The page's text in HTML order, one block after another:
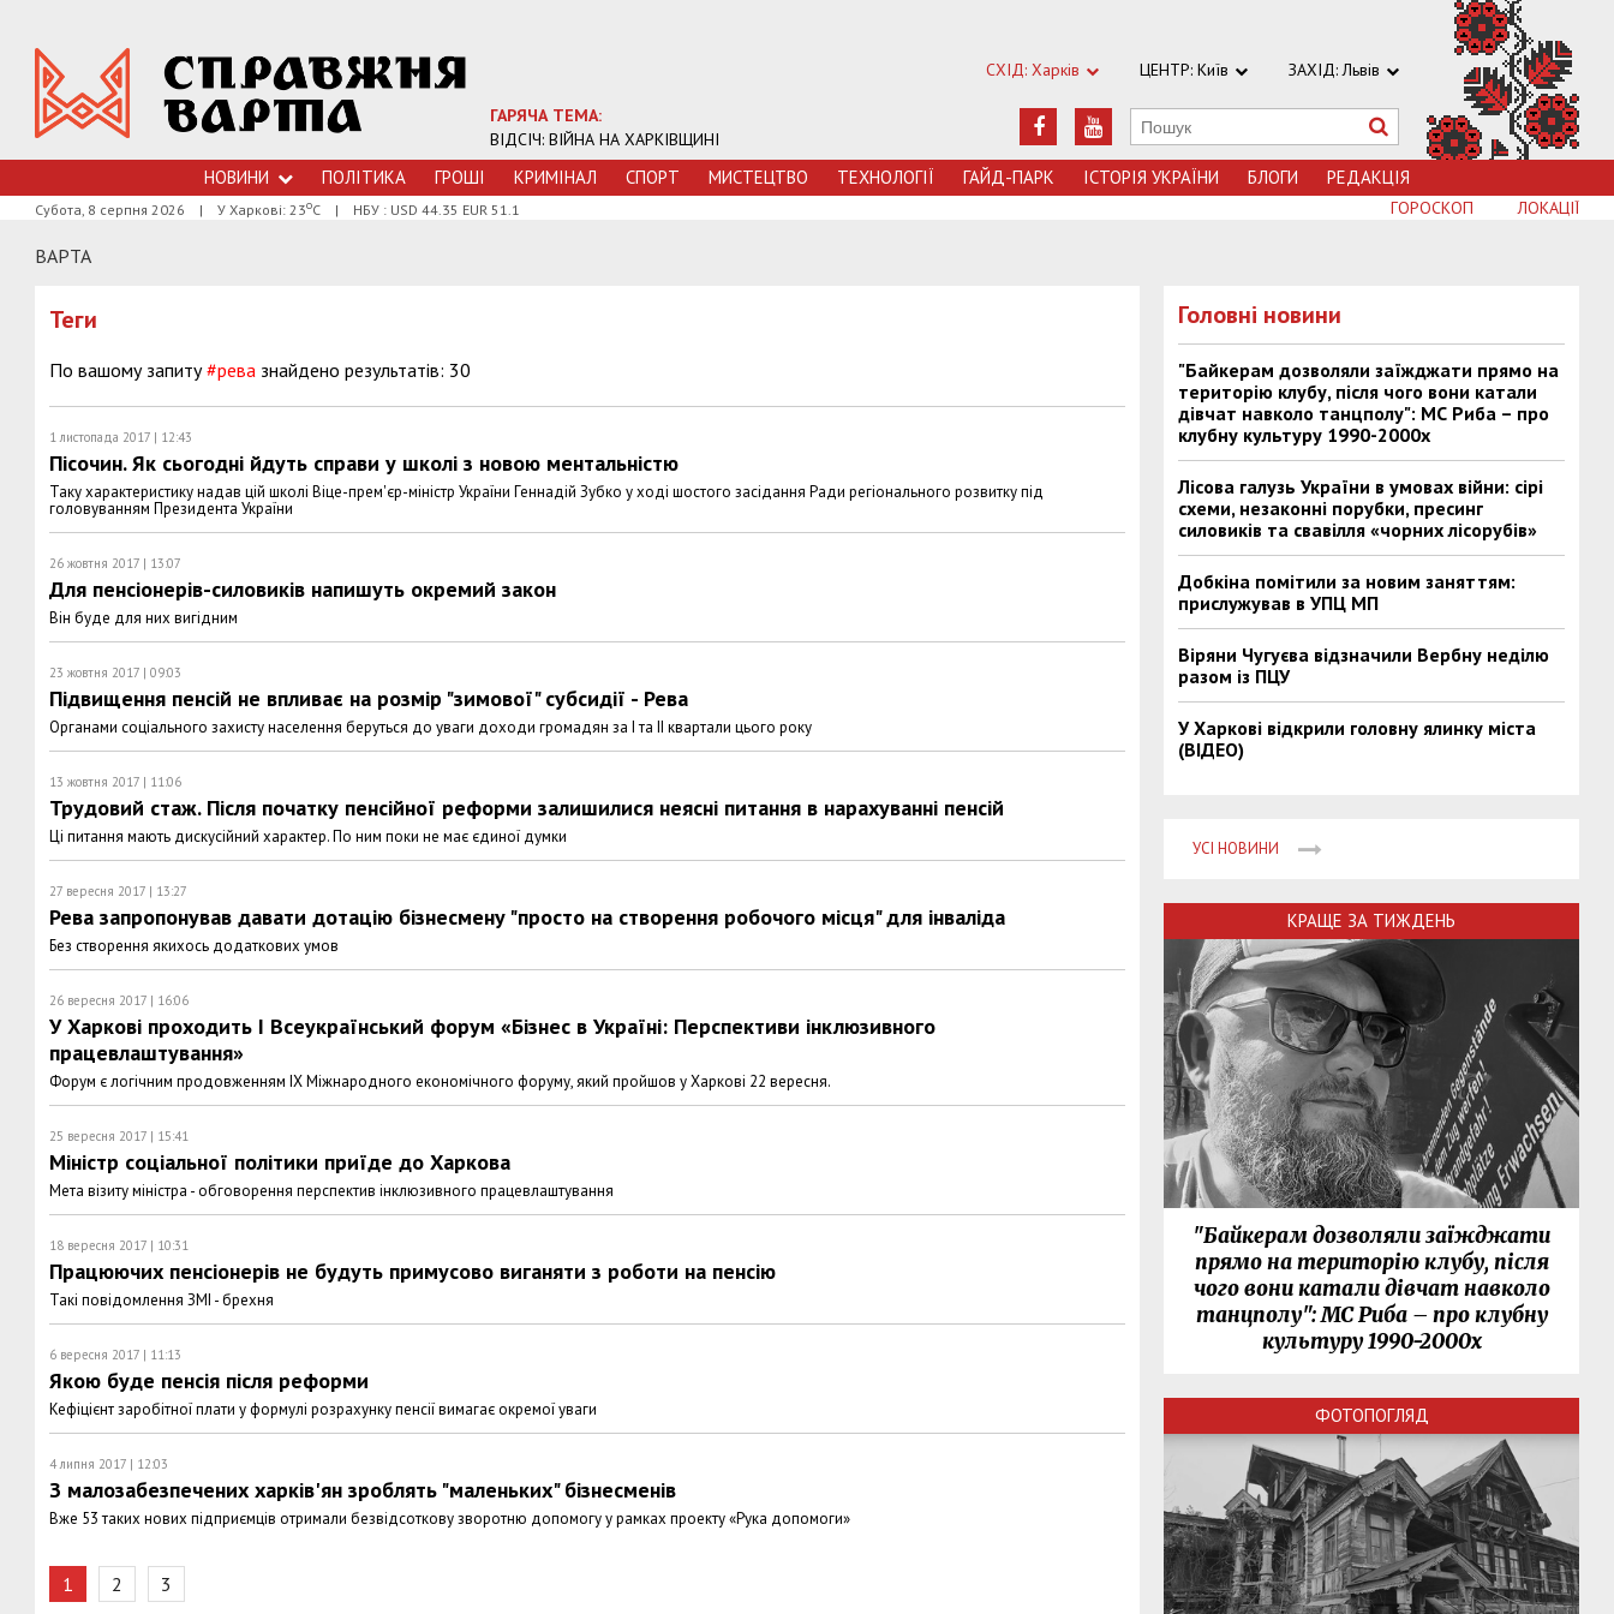
ГАРЯЧА ТЕМА:
ВІДСІЧ: ВІЙНА НА ХАРКІВЩИНІ
СХІД: Харків ЦЕНТР: Київ ЗАХІД: Львів
НОВИНИ ПОЛІТИКА ГРОШI КРИМIНАЛ СПОРТ МИСТЕЦТВО ТЕХНОЛОГIЇ ГАЙД-ПАРК ІСТОРІЯ УКРАЇНИ БЛОГИ РЕДАКЦІЯ
Субота, 8 серпня 2026 | У Харкові: 23оС | НБУ : USD 44.35 EUR 51.1 ЛОКАЦІЇ
ГОРОСКОП
ВАРТА
Теги
По вашому запиту#рева знайдено результатів: 30
1 листопада 2017 | 12:43
Пісочин. Як сьогодні йдуть справи у школі з новою ментальністю
Таку характеристику надав цій школі Віце-прем'єр-міністр України Геннадій Зубко у ході шостого засідання Ради регіонального розвитку під
головуванням Президента України
26 жовтня 2017 | 13:07
Для пенсіонерів-силовиків напишуть окремий закон
Він буде для них вигідним
23 жовтня 2017 | 09:03
Підвищення пенсій не впливає на розмір "зимової" субсидії - Рева
Органами соціального захисту населення беруться до уваги доходи громадян за I та II квартали цього року
13 жовтня 2017 | 11:06
Трудовий стаж. Після початку пенсійної реформи залишилися неясні питання в нарахуванні пенсій
Ці питання мають дискусійний характер. По ним поки не має єдиної думки
27 вересня 2017 | 13:27
Рева запропонував давати дотацію бізнесмену "просто на створення робочого місця" для інваліда
Без створення якихось додаткових умов
26 вересня 2017 | 16:06
У Харкові проходить І Всеукраїнський форум «Бізнес в Україні: Перспективи інклюзивного
працевлаштування»
Форум є логічним продовженням ІХ Міжнародного економічного форуму, який пройшов у Харкові 22 вересня.
25 вересня 2017 | 15:41
Міністр соціальної політики приїде до Харкова
Мета візиту міністра - обговорення перспектив інклюзивного працевлаштування
18 вересня 2017 | 10:31
Працюючих пенсіонерів не будуть примусово виганяти з роботи на пенсію
Такі повідомлення ЗМІ - брехня
6 вересня 2017 | 11:13
Якою буде пенсія після реформи
Кефіцієнт заробітної плати у формулі розрахунку пенсії вимагає окремої уваги
4 липня 2017 | 12:03
З малозабезпечених харків'ян зроблять "маленьких" бізнесменів
Вже 53 таких нових підприємців отримали безвідсоткову зворотню допомогу у рамках проекту «Рука допомоги»
1 2 3
Головні новини
"Байкерам дозволяли заїжджати прямо на
територію клубу, після чого вони катали
дівчат навколо танцполу": МС Риба – про
клубну культуру 1990-2000х
Лісова галузь України в умовах війни: сірі
схеми, незаконні порубки, пресинг
силовиків та свавілля «чорних лісорубів»
Добкіна помітили за новим заняттям:
прислужував в УПЦ МП
Віряни Чугуєва відзначили Вербну неділю
разом із ПЦУ
У Харкові відкрили головну ялинку міста
(ВІДЕО)
УСІ НОВИНИ
КРАЩЕ ЗА ТИЖДЕНЬ
"Байкерам дозволяли заїжджати
прямо на територію клубу, після
чого вони катали дівчат навколо
танцполу": МС Риба – про клубну
культуру 1990-2000х
ФОТОПОГЛЯД